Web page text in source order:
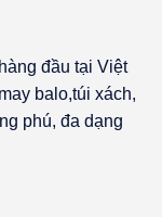
đầu tại Việt
balo,túi xách,
phú, đa dạng